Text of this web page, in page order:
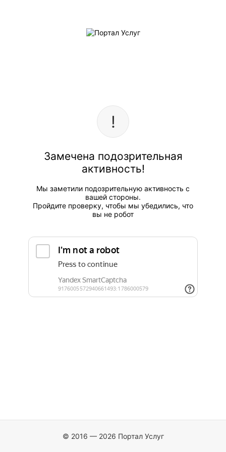
Замечена подозрительная
активность!
Мы заметили подозрительную активность с
вашей стороны.
Пройдите проверку, чтобы мы убедились, что
вы не робот
© 2016 — 2026 Портал Услуг